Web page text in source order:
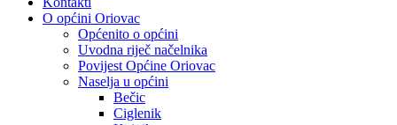
O općini Oriovac
Općenito o općini
Uvodna riječ načelnika
Povijest Općine Oriovac
Naselja u općini
Bečic
Ciglenik